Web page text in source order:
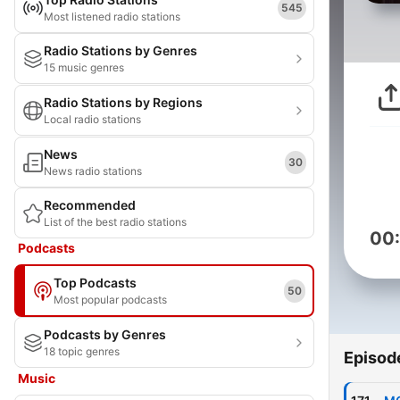
Most listened radio stations
545
Radio Stations by Genres
15 music genres
Radio Stations by Regions
Local radio stations
News
News radio stations
30
Recommended
List of the best radio stations
Podcasts
Top Podcasts
Most popular podcasts
50
Podcasts by Genres
18 topic genres
Music